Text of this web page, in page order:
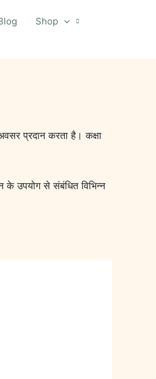
Shop
प्रदान करता है। कक्षा
उपयोग से संबंधित विभिन्न